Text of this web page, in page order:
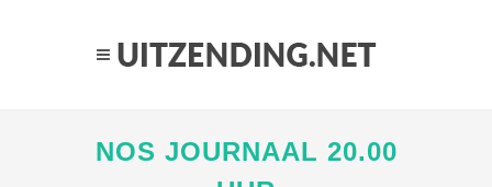
NOS JOURNAAL 20.00